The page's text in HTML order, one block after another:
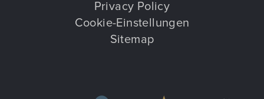
Privacy Policy
Cookie-Einstellungen
Sitemap